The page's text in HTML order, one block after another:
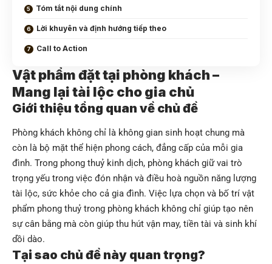
Tóm tắt nội dung chính
Lời khuyên và định hướng tiếp theo
Call to Action
Vật phẩm đặt tại phòng khách –
Mang lại tài lộc cho gia chủ
Giới thiệu tổng quan về chủ đề
Phòng khách không chỉ là không gian sinh hoạt chung mà
còn là bộ mặt thể hiện phong cách, đẳng cấp của mỗi gia
đình. Trong phong thuỷ kinh dịch, phòng khách giữ vai trò
trọng yếu trong việc đón nhận và điều hoà nguồn năng lượng
tài lộc, sức khỏe cho cả gia đình. Việc lựa chọn và bố trí vật
phẩm phong thuỷ trong phòng khách không chỉ giúp tạo nên
sự cân bằng mà còn giúp thu hút vận may, tiền tài và sinh khí
dồi dào.
Tại sao chủ đề này quan trọng?